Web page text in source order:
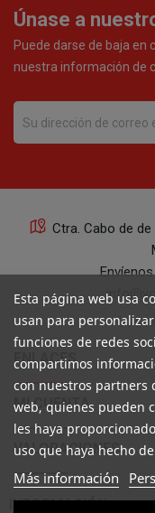
Únase a
Puede darse de baja en
nuestra información de
Ctra. Cabo de
+34
ENLACES
MI CUENTA
VALORACIONES
INFORMACIÓN
Esta página web usa
usan para
funciones de redes
compartimos
con nuestros partners
web, quienes pueden
les haya
uso que haya hecho
Más información